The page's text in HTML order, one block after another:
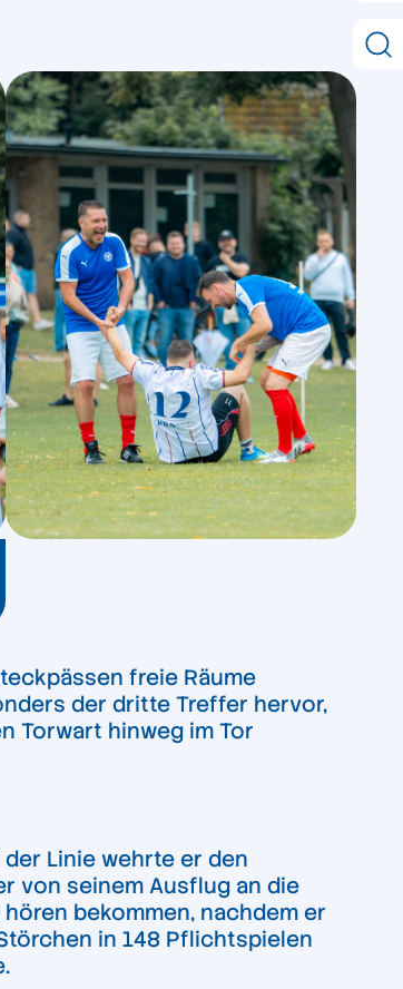
freie Räume
der dritte Treffer hervor,
Torwart hinweg im Tor
Linie wehrte er den
von seinem Ausflug an die
bekommen, nachdem er
in 148 Pflichtspielen